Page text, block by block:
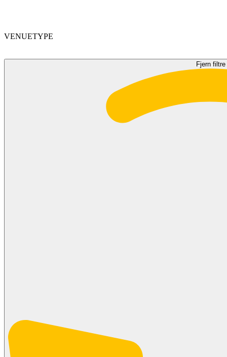
VENUETYPE
Fjern filtre